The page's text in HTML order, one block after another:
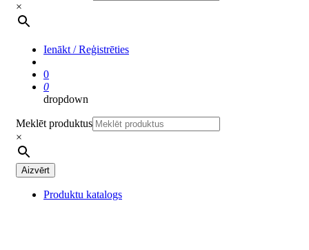
×
Ienākt / Reģistrēties
0
0
dropdown
Meklēt produktus
×
Aizvērt
Produktu katalogs